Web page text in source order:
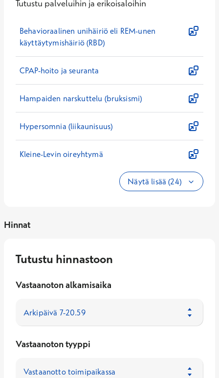
Tutustu palveluihin ja erikoisaloihin
Behavioraalinen unihäiriö eli REM-unen
käyttäytymishäiriö (RBD)
CPAP-hoito ja seuranta
Hampaiden narskuttelu (bruksismi)
Hypersomnia (liikaunisuus)
Kleine-Levin oireyhtymä
Näytä lisää (24)
Hinnat
Tutustu hinnastoon
Vastaanoton alkamisaika
Vastaanoton tyyppi